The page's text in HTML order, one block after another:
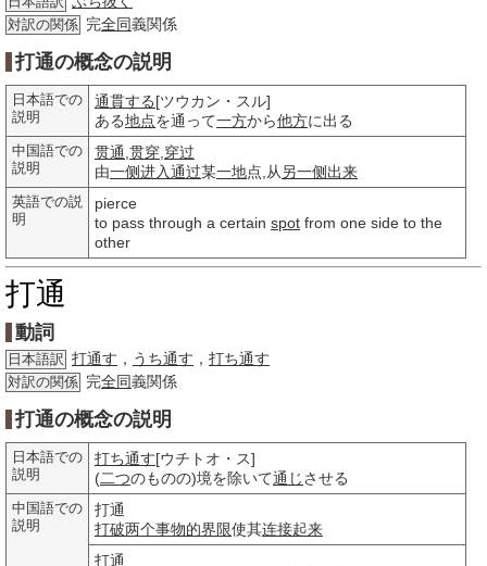
対訳の関係 完全同義関係
打通の概念の説明
日本語での
説明
通貫する[ツウカン・スル]
ある地点を通って一方から他方に出る
中国語での
説明
贯通 贯穿 穿过
由一侧进入通过某一地点,从 另一侧 出来
英語での説
明
pierce
to pass through a certain spot from one side to the
other
打通
動詞
日本語訳 打通す ， うち通す ， 打ち通す
対訳の関係 完全同義関係
打通の概念の説明
日本語での
説明
打ち通す[ウチトオ・ス]
(二つのものの)境を除いて通じさせる
中国語での
説明
打通
打破两个事物的界限使其连接起来
打通